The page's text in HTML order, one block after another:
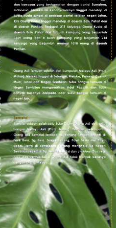
Updated : 16
/ 2022 11:43
AM